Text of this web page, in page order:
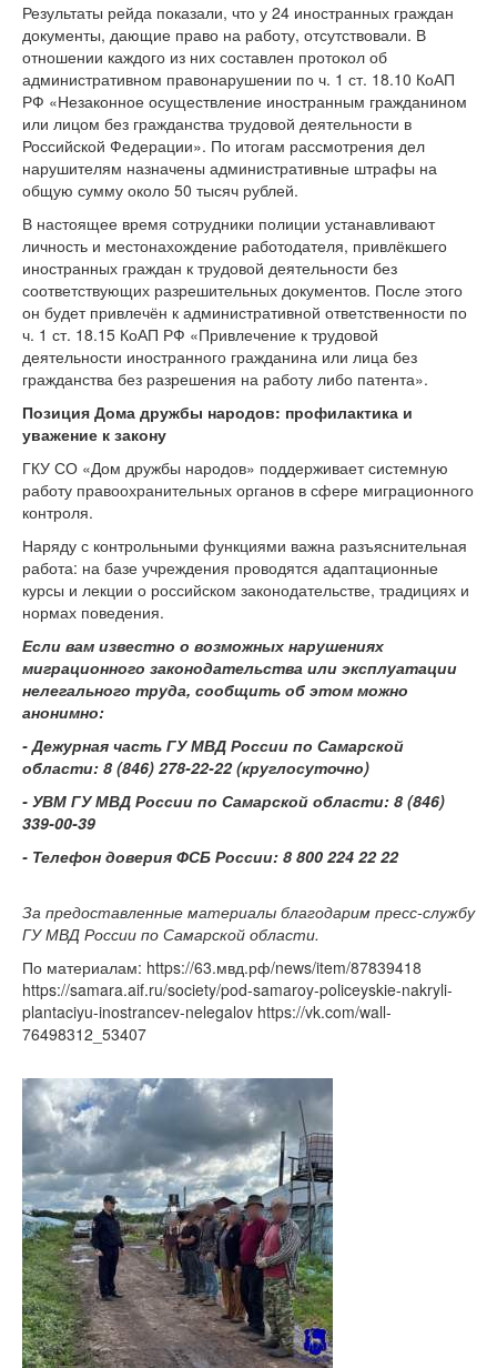
Результаты рейда показали, что у 24 иностранных граждан
документы, дающие право на работу, отсутствовали. В
отношении каждого из них составлен протокол об
административном правонарушении по ч. 1 ст. 18.10 КоАП
РФ «Незаконное осуществление иностранным гражданином
или лицом без гражданства трудовой деятельности в
Российской Федерации». По итогам рассмотрения дел
нарушителям назначены административные штрафы на
общую сумму около 50 тысяч рублей.
В настоящее время сотрудники полиции устанавливают
личность и местонахождение работодателя, привлёкшего
иностранных граждан к трудовой деятельности без
соответствующих разрешительных документов. После этого
он будет привлечён к административной ответственности по
ч. 1 ст. 18.15 КоАП РФ «Привлечение к трудовой
деятельности иностранного гражданина или лица без
гражданства без разрешения на работу либо патента».
Позиция Дома дружбы народов: профилактика и
уважение к закону
ГКУ СО «Дом дружбы народов» поддерживает системную
работу правоохранительных органов в сфере миграционного
контроля.
Наряду с контрольными функциями важна разъяснительная
работа: на базе учреждения проводятся адаптационные
курсы и лекции о российском законодательстве, традициях и
нормах поведения.
Если вам известно о возможных нарушениях
миграционного законодательства или эксплуатации
нелегального труда, сообщить об этом можно
анонимно:
- Дежурная часть ГУ МВД России по Самарской
области: 8 (846) 278-22-22 (круглосуточно)
- УВМ ГУ МВД России по Самарской области: 8 (846)
339-00-39
- Телефон доверия ФСБ России: 8 800 224 22 22
За предоставленные материалы благодарим пресс-службу
ГУ МВД России по Самарской области.
По материалам: https://63.мвд.рф/news/item/87839418
https://samara.aif.ru/society/pod-samaroy-policeyskie-nakryli-
plantaciyu-inostrancev-nelegalov https://vk.com/wall-
76498312_53407